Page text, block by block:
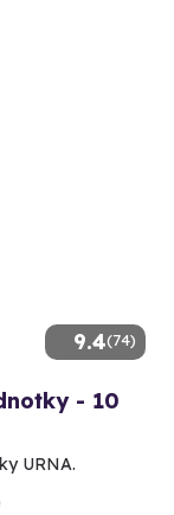
9.4(74)
- 10
URNA.